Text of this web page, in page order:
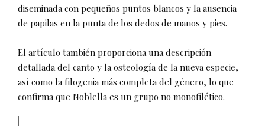
diseminada con pequeños puntos blancos y la ausencia
de papilas en la punta de los dedos de manos y pies.
El artículo también proporciona una descripción
detallada del canto y la osteología de la nueva especie,
así como la filogenia más completa del género, lo que
confirma que Noblella es un grupo no monofilético.